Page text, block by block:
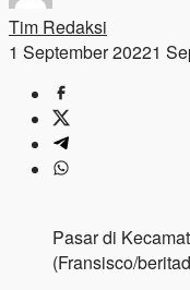
Tim Redaksi
1 September 20221
Pasar di
(Fransisco/